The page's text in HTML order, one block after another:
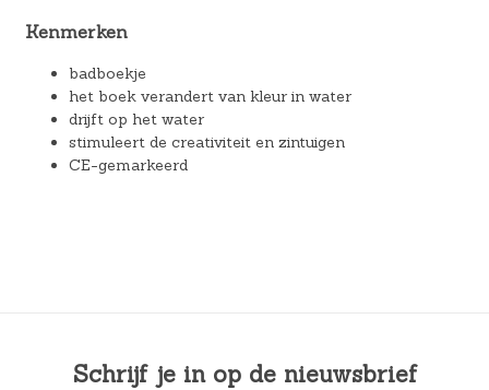
Kenmerken
badboekje
het boek verandert van kleur in water
drijft op het water
stimuleert de creativiteit en zintuigen
CE-gemarkeerd
Schrijf je in op de nieuwsbrief